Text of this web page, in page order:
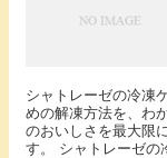
シャトレーゼの冷凍
めの解凍方法を、わ
のおいしさを最大限
す。 シャトレーゼの